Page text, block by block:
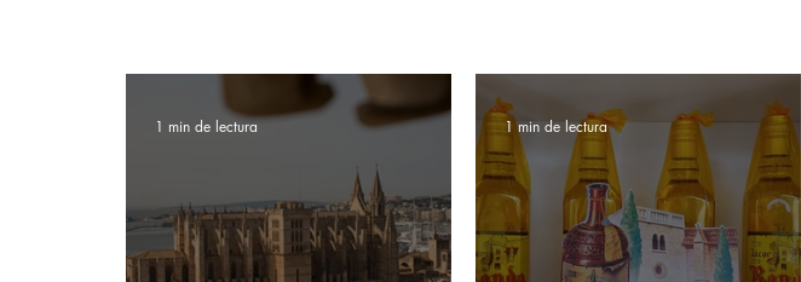
1 min de lectura 1 min de lectura